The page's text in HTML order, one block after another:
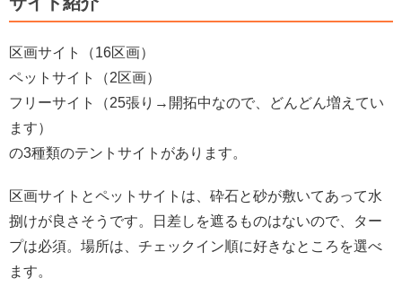
区画サイト（16区画）
ペットサイト（2区画）
フリーサイト（25張り→開拓中なので、どんどん増えてい
ます）
の3種類のテントサイトがあります。
区画サイトとペットサイトは、砕石と砂が敷いてあって水
捌けが良さそうです。日差しを遮るものはないので、ター
プは必須。場所は、チェックイン順に好きなところを選べ
ます。